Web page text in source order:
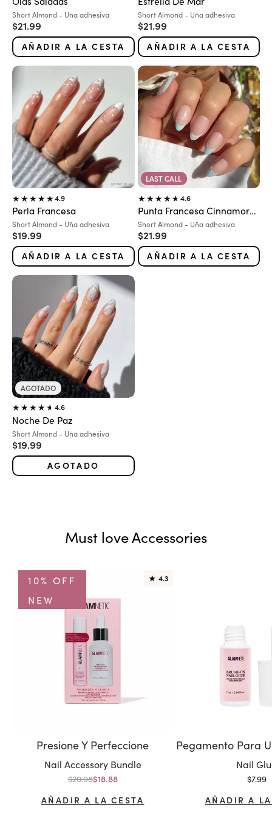
Variante:
Short Almond - Uña adhesiva
Precio de oferta
$21.99
AÑADIR A LA CESTA
Variante:
Short Almond - Uña adhesiva
Precio de oferta
$21.99
AÑADIR A LA CESTA
4.9
Perla Francesa
Variante:
Short Almond - Uña adhesiva
Precio de oferta
$19.99
AÑADIR A LA CESTA
LAST CALL
4.6
Punta Francesa Cinnamoroll™
Variante:
Short Almond - Uña adhesiva
Precio de oferta
$21.99
AÑADIR A LA CESTA
AGOTADO
4.6
Noche De Paz
Variante:
Short Almond - Uña adhesiva
Precio de oferta
$19.99
AGOTADO
Must love Accessories
10% OFF
NEW
★ 4.3
Presione Y Perfeccione
Variante:
Nail Accessory Bundle
Precio normal
$20.98Precio de oferta
$18.88
AÑADIR A LA CESTA
Nail
$7.99
AÑADIR A